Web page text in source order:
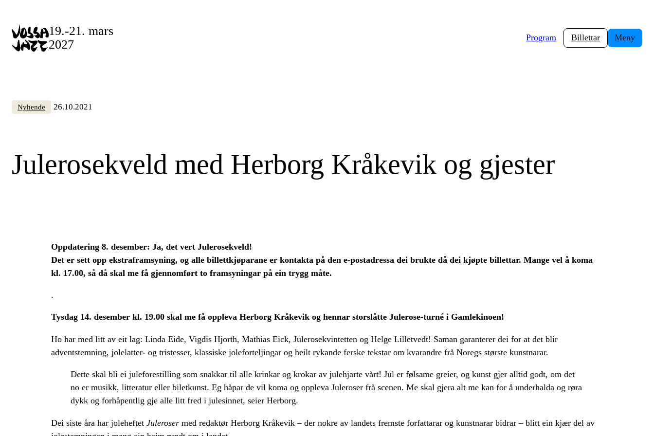
content
19.-21. mars
2027
Program Billettar Meny
Nyhende 26.10.2021
Julerosekveld med Herborg Kråkevik og gjester
Oppdatering 8. desember: Ja, det vert Julerosekveld!
Det er sett opp ekstraframsyning, og alle billettkjøparane er kontakta på den e-postadressa dei brukte då dei kjøpte billettar. Mange vel å koma
kl. 17.00, så då skal me få gjennomført to framsyningar på ein trygg måte.
.
Tysdag 14. desember kl. 19.00 skal me få oppleva Herborg Kråkevik og hennar storslåtte Julerose-turné i Gamlekinoen!
Ho har med litt av eit lag: Linda Eide, Vigdis Hjorth, Mathias Eick, Julerosekvintetten og Helge Lilletvedt! Saman garanterer dei for at det blir
adventstemning, jolelatter- og tristesser, klassiske joleforteljingar og heilt rykande ferske tekstar om kvarandre frå Noregs største kunstnarar.
Dette skal bli ei juleforestilling som snakkar til alle krinkar og krokar av julehjarte vårt! Jul er følsame greier, og kunst gjer alltid godt, om det
no er musikk, litteratur eller biletkunst. Eg håpar de vil koma og oppleva Juleroser frå scenen. Me skal gjera alt me kan for å underhalda og røra
dykk og forhåpentlig gje alle litt fred i julesinnet, seier Herborg.
Dei siste åra har joleheftet Juleroser med redaktør Herborg Kråkevik – der nokre av landets fremste forfattarar og kunstnarar bidrar – blitt ein kjær del av